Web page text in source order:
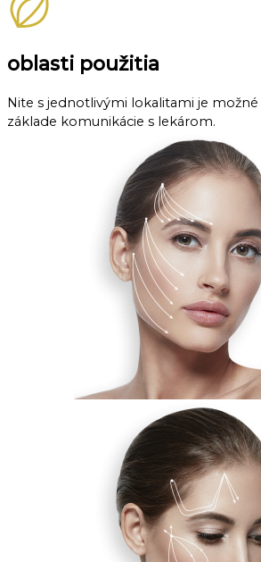
oblasti použitia
Nite s jednotlivými lokalitami je
základe komunikácie s lekárom.